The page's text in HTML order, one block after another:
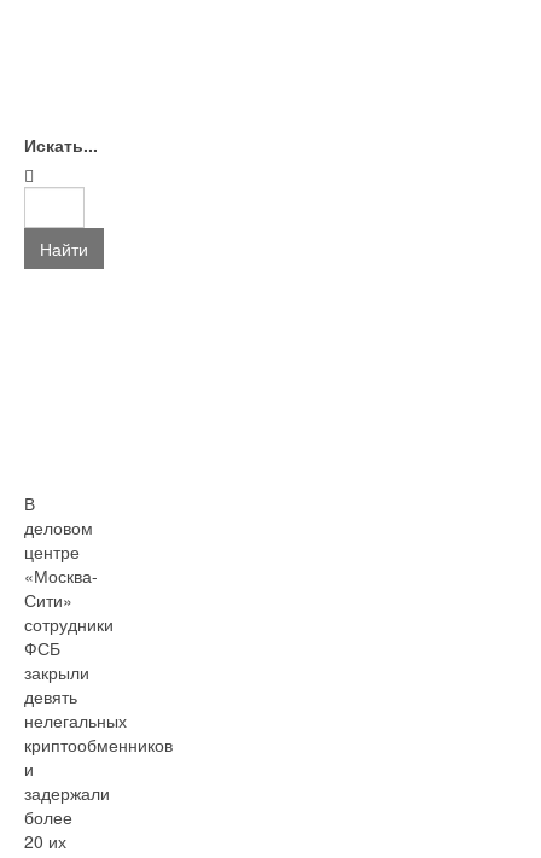
Искать...
Найти
В
деловом
центре
«Москва-
Сити»
сотрудники
ФСБ
закрыли
девять
нелегальных
криптообменников
и
задержали
более
20 их